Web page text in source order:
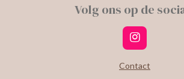
Volg ons op de
I
n
s
Contact